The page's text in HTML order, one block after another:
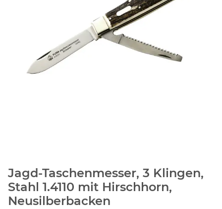
Jagd-Taschenmesser, 3 Klingen,
Stahl 1.4110 mit Hirschhorn,
Neusilberbacken